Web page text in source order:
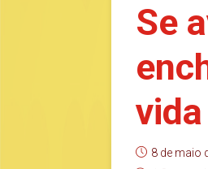
Se
vida
8 de maio